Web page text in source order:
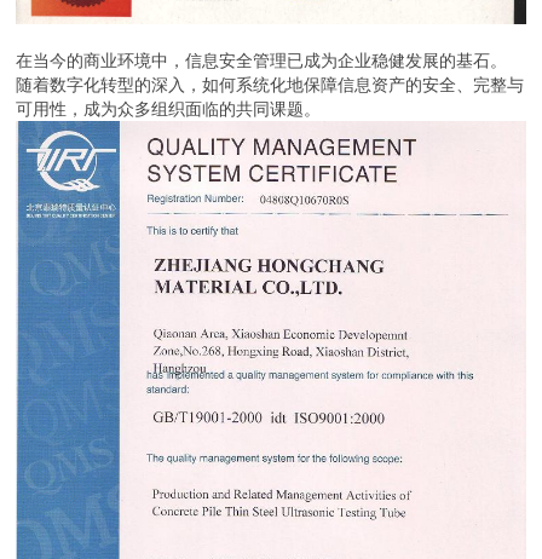
在当今的商业环境中，信息安全管理已成为企业稳健发展的基石。
随着数字化转型的深入，如何系统化地保障信息资产的安全、完整与
可用性，成为众多组织面临的共同课题。